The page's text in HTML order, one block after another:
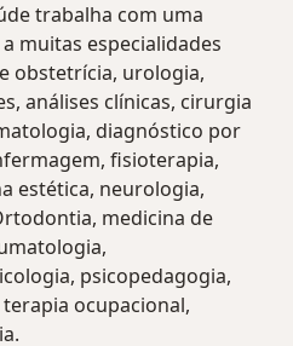
trabalha com uma
muitas especialidades
obstetrícia, urologia,
análises clínicas, cirurgia
diagnóstico por
fisioterapia,
estética, neurologia,
medicina de
psicopedagogia,
ocupacional,